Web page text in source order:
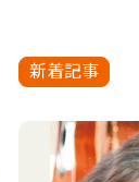
新着記事